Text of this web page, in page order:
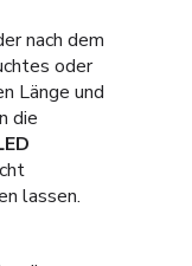
nach dem
oder
Länge und
die
lassen.